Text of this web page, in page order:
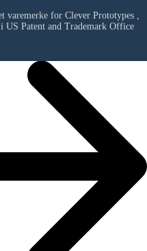
varemerke for Clever Prototypes ,
Patent and Trademark Office